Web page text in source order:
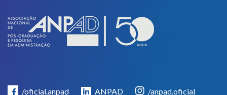
/oficial.anpad ANPAD /anpad.oficial